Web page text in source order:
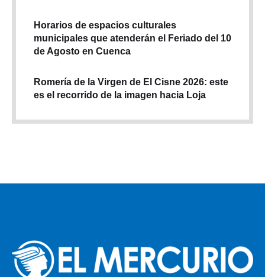
Horarios de espacios culturales
municipales que atenderán el Feriado del 10
de Agosto en Cuenca
Romería de la Virgen de El Cisne 2026: este
es el recorrido de la imagen hacia Loja